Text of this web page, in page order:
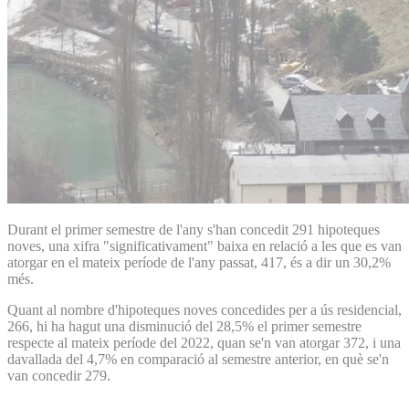
Durant el primer semestre de l'any s'han concedit 291 hipoteques
noves, una xifra "significativament" baixa en relació a les que es van
atorgar en el mateix període de l'any passat, 417, és a dir un 30,2%
més.
Quant al nombre d'hipoteques noves concedides per a ús residencial,
266, hi ha hagut una disminució del 28,5% el primer semestre
respecte al mateix període del 2022, quan se'n van atorgar 372, i una
davallada del 4,7% en comparació al semestre anterior, en què se'n
van concedir 279.